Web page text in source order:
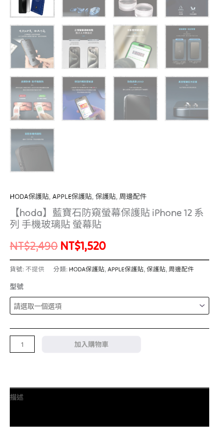
HODA保護貼, APPLE保護貼, 保護貼, 周邊配件
【hoda】藍寶石防窺螢幕保護貼 iPhone 12 系
列 手機玻璃貼 螢幕貼
NT$2,490 NT$1,520
貨號: 不提供 分類: HODA保護貼, APPLE保護貼, 保護貼, 周邊配件
型號
螢
幕
貼
量
加入購物車
描述